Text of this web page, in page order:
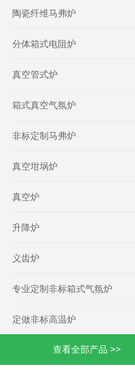
陶瓷纤维马弗炉
分体箱式电阻炉
真空管式炉
箱式真空气氛炉
非标定制马弗炉
真空坩埚炉
真空炉
升降炉
义齿炉
专业定制非标箱式气氛炉
定做非标高温炉
查看全部产品 >>